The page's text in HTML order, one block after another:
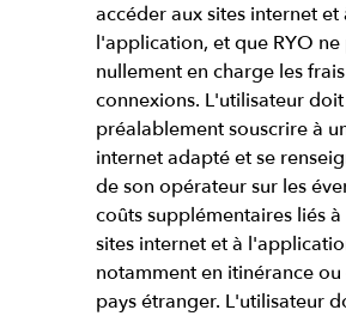
accéder aux sites internet et
l'application, et que RYO ne
nullement en charge les
connexions. L'utilisateur doit
préalablement souscrire à
internet adapté et se
de son opérateur sur les
coûts supplémentaires liés
sites internet et à
notamment en itinérance ou
pays étranger. L'utilisateur